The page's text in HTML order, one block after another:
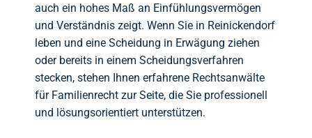
auch ein hohes Maß an Einfühlungsvermögen
und Verständnis zeigt. Wenn Sie in Reinickendorf
leben und eine Scheidung in Erwägung ziehen
oder bereits in einem Scheidungsverfahren
stecken, stehen Ihnen erfahrene Rechtsanwälte
für Familienrecht zur Seite, die Sie professionell
und lösungsorientiert unterstützen.